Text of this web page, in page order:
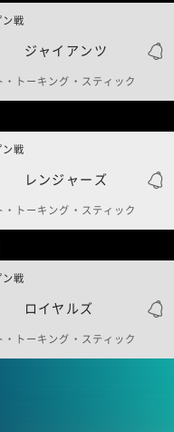
ジャイアンツ
戦
トーキング・スティック
レンジャーズ
戦
トーキング・スティック
ロイヤルズ
戦
トーキング・スティック